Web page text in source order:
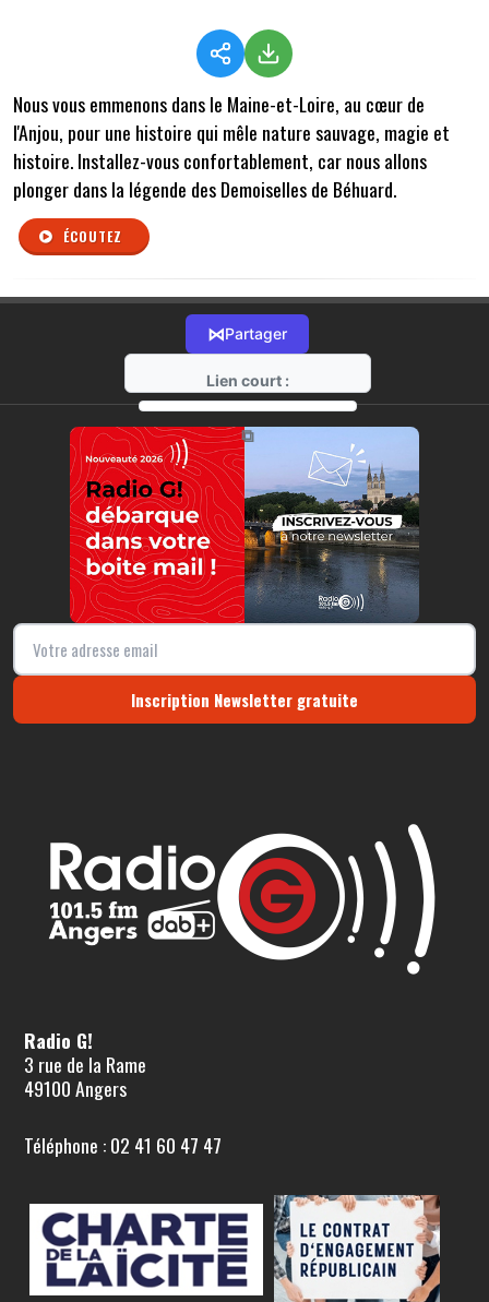
Nous vous emmenons dans le Maine-et-Loire, au cœur de
l'Anjou, pour une histoire qui mêle nature sauvage, magie et
histoire. Installez-vous confortablement, car nous allons
plonger dans la légende des Demoiselles de Béhuard.
ÉCOUTEZ
⋈Partager
Lien court :
https://radio-g.fr?r395
⧉
Inscription Newsletter gratuite
Radio G!
3 rue de la Rame
49100 Angers
Téléphone : 02 41 60 47 47